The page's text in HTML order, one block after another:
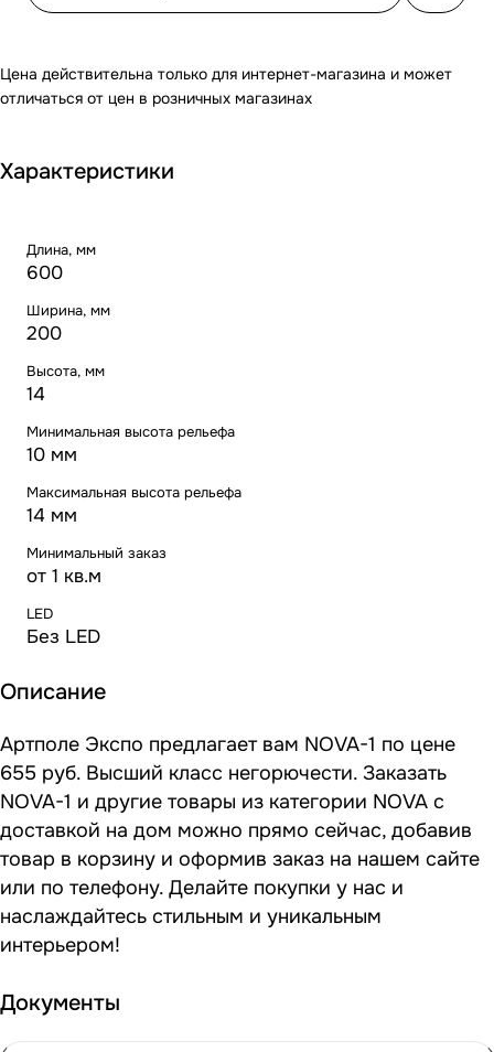
Цена действительна только для интернет-магазина и может
отличаться от цен в розничных магазинах
Характеристики
Длина, мм
600
Ширина, мм
200
Высота, мм
14
Минимальная высота рельефа
10 мм
Максимальная высота рельефа
14 мм
Минимальный заказ
от 1 кв.м
LED
Без LED
Описание
Артполе Экспо предлагает вам NOVA-1 по цене
655 руб. Высший класс негорючести. Заказать
NOVA-1 и другие товары из категории NOVA с
доставкой на дом можно прямо сейчас, добавив
товар в корзину и оформив заказ на нашем сайте
или по телефону. Делайте покупки у нас и
наслаждайтесь стильным и уникальным
интерьером!
Документы